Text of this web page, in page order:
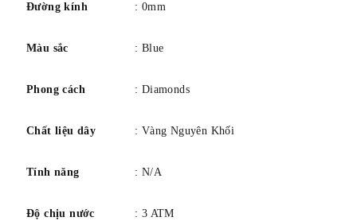
Đường kính : 0mm
Màu sắc : Blue
Phong cách : Diamonds
Chất liệu dây : Vàng Nguyên Khối
Tính năng : N/A
Độ chịu nước : 3 ATM